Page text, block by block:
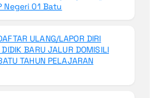
Negeri 01 Batu
ULANG/LAPOR DIRI
DIDIK BARU JALUR DOMISILI
TAHUN PELAJARAN